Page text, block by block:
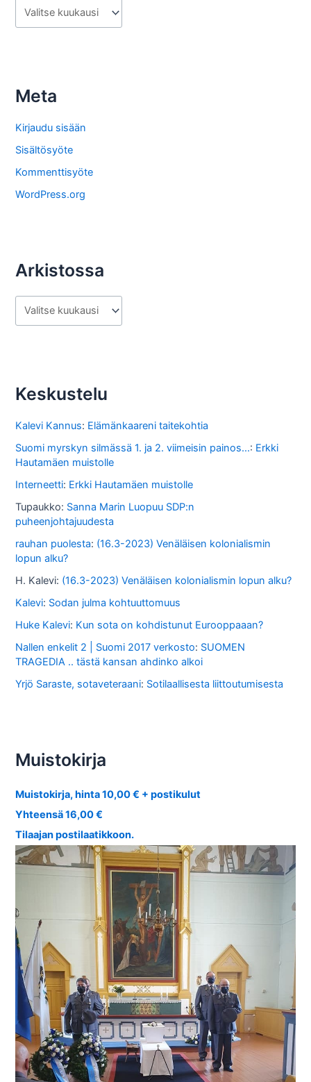
r
s
o
s
t
a
Meta
Kirjaudu sisään
Sisältösyöte
Kommenttisyöte
WordPress.org
Arkistossa
r
s
o
s
s
a
Keskustelu
Kalevi Kannus: Elämänkaareni taitekohtia
Suomi myrskyn silmässä 1. ja 2. viimeisin painos...: Erkki
Hautamäen muistolle
Interneetti: Erkki Hautamäen muistolle
Tupaukko: Sanna Marin Luopuu SDP:n
puheenjohtajuudesta
rauhan puolesta: (16.3-2023) Venäläisen kolonialismin
lopun alku?
H. Kalevi: (16.3-2023) Venäläisen kolonialismin lopun alku?
Kalevi: Sodan julma kohtuuttomuus
Huke Kalevi: Kun sota on kohdistunut Eurooppaaan?
Nallen enkelit 2 | Suomi 2017 verkosto: SUOMEN
TRAGEDIA .. tästä kansan ahdinko alkoi
Yrjö Saraste, sotaveteraani: Sotilaallisesta liittoutumisesta
Muistokirja
Muistokirja, hinta 10,00 € + postikulut
Yhteensä 16,00 €
Tilaajan postilaatikkoon.